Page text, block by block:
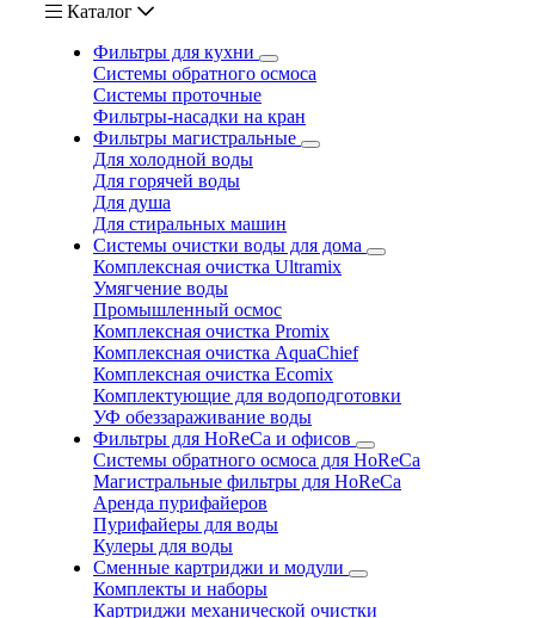
Каталог
Фильтры для кухни
Системы обратного осмоса
Системы проточные
Фильтры-насадки на кран
Фильтры магистральные
Для холодной воды
Для горячей воды
Для душа
Для стиральных машин
Системы очистки воды для дома
Комплексная очистка Ultramix
Умягчение воды
Промышленный осмос
Комплексная очистка Promix
Комплексная очистка AquaChief
Комплексная очистка Ecomix
Комплектующие для водоподготовки
УФ обеззараживание воды
Фильтры для HoReCa и офисов
Системы обратного осмоса для HoReCa
Магистральные фильтры для HoReCa
Аренда пурифайеров
Пурифайеры для воды
Кулеры для воды
Сменные картриджи и модули
Комплекты и наборы
Картриджи механической очистки